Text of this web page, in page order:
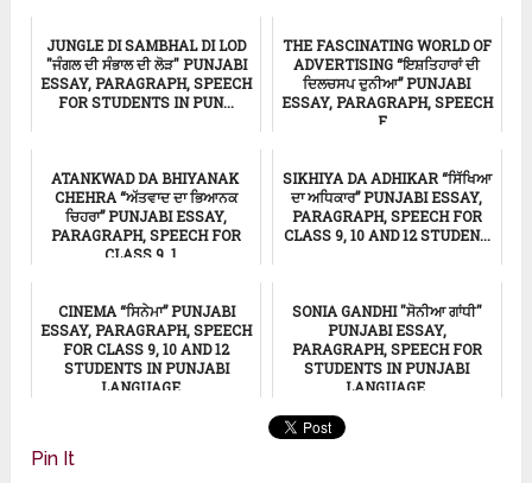
JUNGLE DI SAMBHAL DI LOD
"ਜੰਗਲ ਦੀ ਸੰਭਾਲ ਦੀ ਲੋੜ" PUNJABI
ESSAY, PARAGRAPH, SPEECH
FOR STUDENTS IN PUN...
THE FASCINATING WORLD OF
ADVERTISING “ਇਸ਼ਤਿਹਾਰਾਂ ਦੀ
ਦਿਲਚਸਪ ਦੁਨੀਆ” PUNJABI
ESSAY, PARAGRAPH, SPEECH
F...
ATANKWAD DA BHIYANAK
CHEHRA “ਅੱਤਵਾਦ ਦਾ ਭਿਆਨਕ
ਚਿਹਰਾ” PUNJABI ESSAY,
PARAGRAPH, SPEECH FOR
CLASS 9, 1...
SIKHIYA DA ADHIKAR “ਸਿੱਖਿਆ
ਦਾ ਅਧਿਕਾਰ” PUNJABI ESSAY,
PARAGRAPH, SPEECH FOR
CLASS 9, 10 AND 12 STUDEN...
CINEMA “ਸਿਨੇਮਾ” PUNJABI
ESSAY, PARAGRAPH, SPEECH
FOR CLASS 9, 10 AND 12
STUDENTS IN PUNJABI
LANGUAGE...
SONIA GANDHI "ਸੋਨੀਆ ਗਾਂਧੀ"
PUNJABI ESSAY,
PARAGRAPH, SPEECH FOR
STUDENTS IN PUNJABI
LANGUAGE.
Pin It